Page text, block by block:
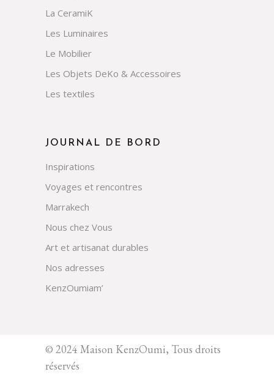
La CeramiK
Les Luminaires
Le Mobilier
Les Objets DeKo & Accessoires
Les textiles
JOURNAL DE BORD
Inspirations
Voyages et rencontres
Marrakech
Nous chez Vous
Art et artisanat durables
Nos adresses
KenzOumiam’
© 2024 Maison KenzOumi, Tous droits
réservés